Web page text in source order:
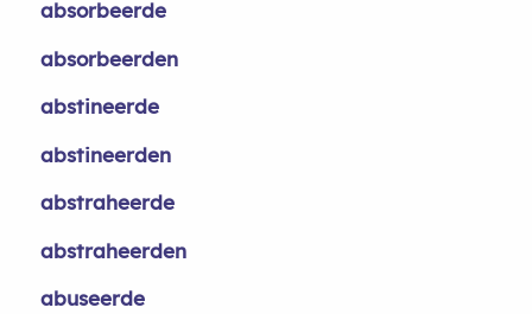
absorbeerde
absorbeerden
abstineerde
abstineerden
abstraheerde
abstraheerden
abuseerde